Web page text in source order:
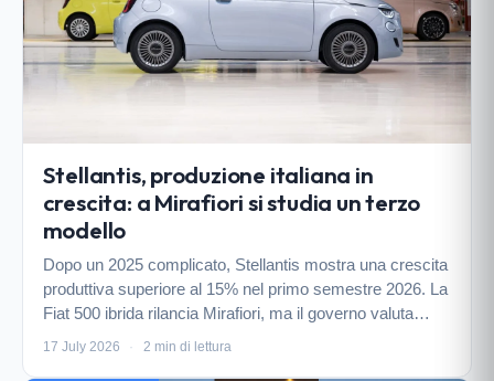
Stellantis, produzione italiana in
crescita: a Mirafiori si studia un terzo
modello
Dopo un 2025 complicato, Stellantis mostra una crescita
produttiva superiore al 15% nel primo semestre 2026. La
Fiat 500 ibrida rilancia Mirafiori, ma il governo valuta
l'ipotesi di un terzo modello per garantire il futuro dello
17 July 2026 · 2 min di lettura